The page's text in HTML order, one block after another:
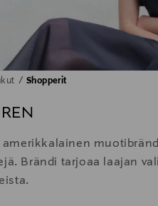
Shopperit
amerikkalainen
Brändi tarjoaa laajan